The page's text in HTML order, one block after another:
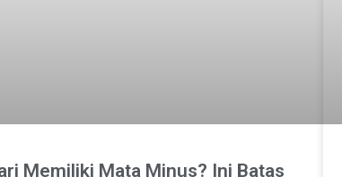
Memiliki Mata Minus? Ini Batas